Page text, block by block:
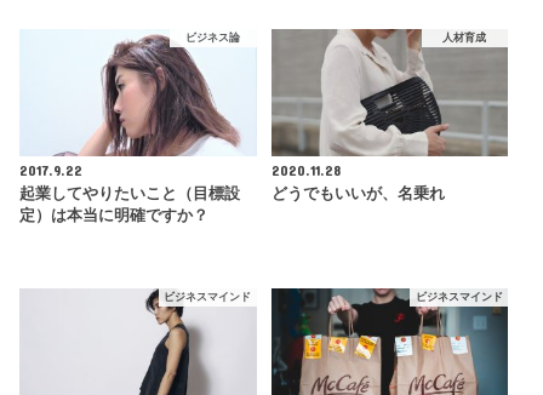
ビジネス論
2017.9.22
起業してやりたいこと（目標設
定）は本当に明確ですか？
人材育成
2020.11.28
どうでもいいが、名乗れ
ビジネスマインド ビジネスマインド